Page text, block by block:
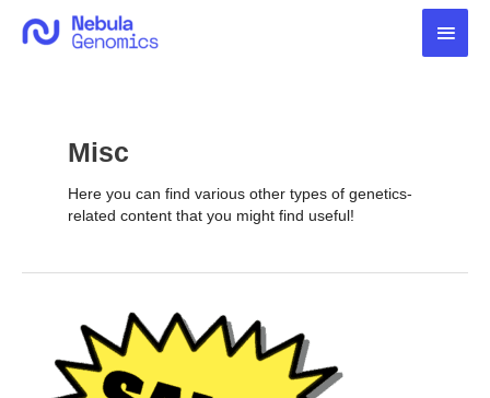
Inhalt
Misc
Here you can find various other types of genetics-
related content that you might find useful!